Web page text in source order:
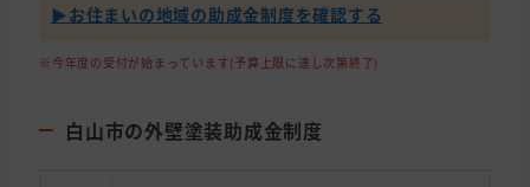
▶︎お住まいの地域の助成金制度を確認する
※今年度の受付が始まっています(予算上限に達し次第終了)
白山市の外壁塗装助成金制度